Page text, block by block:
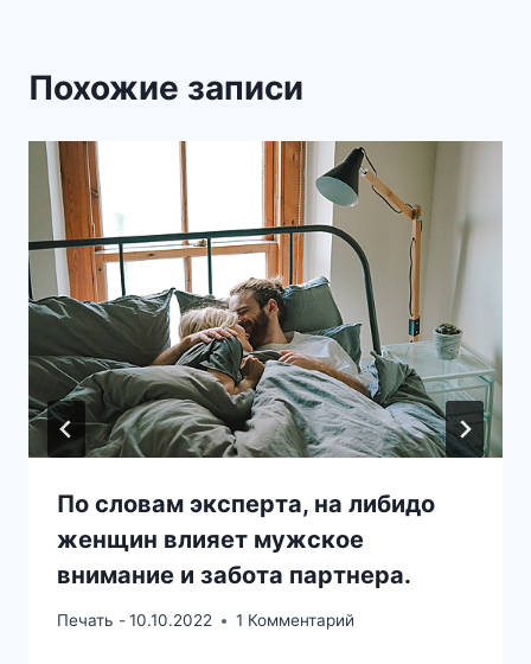
Похожие записи
По словам эксперта, на либидо
женщин влияет мужское
внимание и забота партнера.
Печать -10.10.2022 1 Комментарий